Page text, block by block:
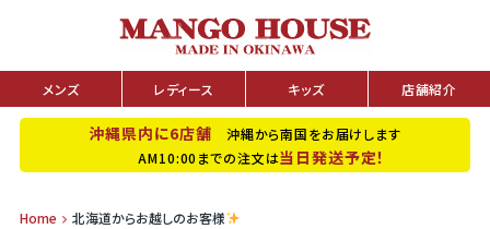
メンズ レディース キッズ 店舗紹介
沖縄県内に6店舗 沖縄から南国をお届けします
AM10:00までの注文は当日発送予定！
Home 北海道からお越しのお客様